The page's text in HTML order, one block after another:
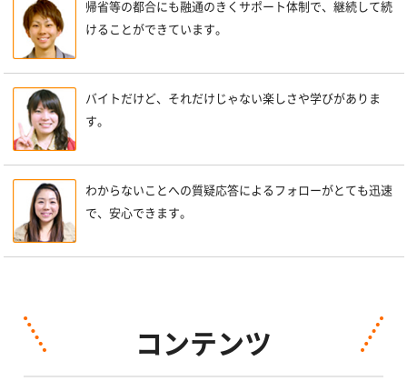
帰省等の都合にも融通のきくサポート体制で、継続して続
けることができています。
バイトだけど、それだけじゃない楽しさや学びがありま
す。
わからないことへの質疑応答によるフォローがとても迅速
で、安心できます。
コンテンツ